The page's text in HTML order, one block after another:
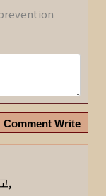
Comment Write
,